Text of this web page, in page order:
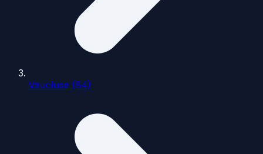
Vaucluse (84)